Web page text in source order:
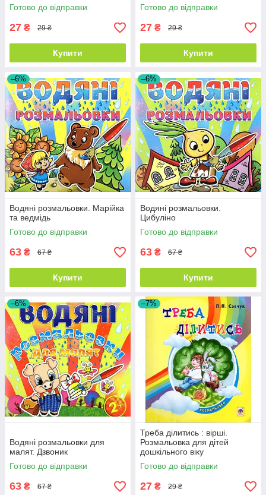
Готово до відправки
27 ₴ 29 ₴
Купити
Готово до відправки
27 ₴ 29 ₴
Купити
–6%
Водяні розмальовки. Марійка
та ведмідь
Готово до відправки
63 ₴ 67 ₴
Купити
–6%
Водяні розмальовки.
Цибуліно
Готово до відправки
63 ₴ 67 ₴
Купити
–6%
Водяні розмальовки для
малят. Дзвоник
Готово до відправки
63 ₴ 67 ₴
–7%
Треба ділитись : вірші.
Розмальовка для дітей
дошкільного віку
Готово до відправки
27 ₴ 29 ₴